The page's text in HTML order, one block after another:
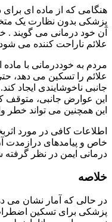
هنگامی که از ماده ای
پزشکی بدون نظارت یک
آن خود درمانی می گویند
علائم ناراحت کننده می
مردم به خوددرمانی با
علائم را تسکین می دهد،
جانبی ناخوشایندی ایجاد
این عوارض جانبی، متوقف
این همچنین می تواند خطر
اطلاعات کافی در مورد
خاص و پیامدهای درازمدت
درمانی ایمن در نظر گرفته
خلاصه
در حالی که آمار نشان می
پزشکی برای تسکین